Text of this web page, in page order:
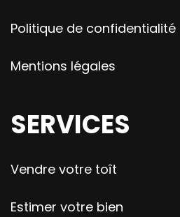
Politique de confidentialité
Mentions légales
SERVICES
Vendre votre toît
Estimer votre bien